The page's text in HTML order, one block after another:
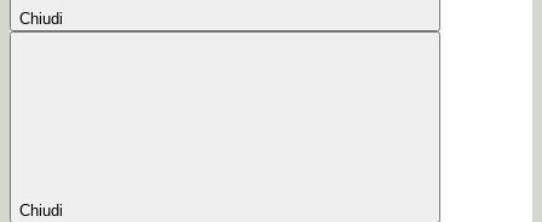
Chiudi
Chiudi